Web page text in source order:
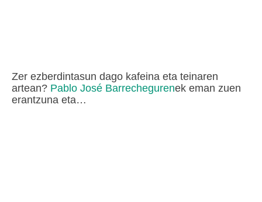
Zer ezberdintasun dago kafeina eta teinaren
artean? Pablo José Barrechegurenek eman zuen
erantzuna eta…